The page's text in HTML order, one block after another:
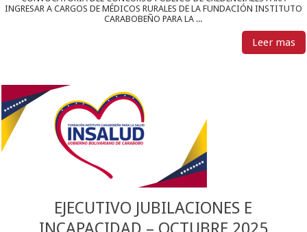
INGRESAR A CARGOS DE MÉDICOS RURALES DE LA FUNDACIÓN INSTITUTO
CARABOBEÑO PARA LA ...
Leer mas
EJECUTIVO JUBILACIONES E